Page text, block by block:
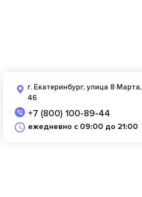
г. Екатеринбург, улица 8 Марта,
46
+7 (800) 100-89-44
ежедневно с 09:00 до 21:00